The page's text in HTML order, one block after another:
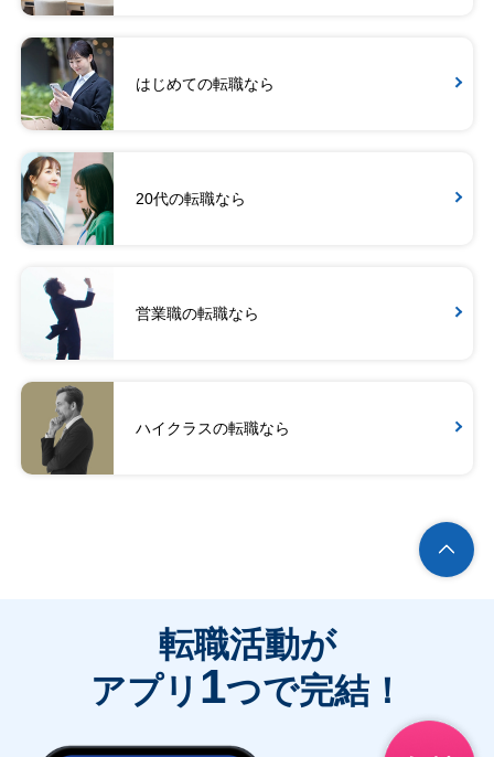
はじめての転職なら
20代の転職なら
営業職の転職なら
ハイクラスの転職なら
転職活動が
アプリ 1つで完結！